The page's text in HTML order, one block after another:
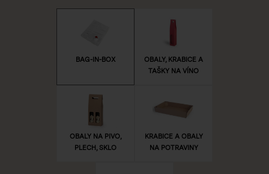
BAG-IN-BOX
OBALY, KRABICE A
TAŠKY NA VÍNO
OBALY NA PIVO,
PLECH, SKLO
KRABICE A OBALY
NA POTRAVINY